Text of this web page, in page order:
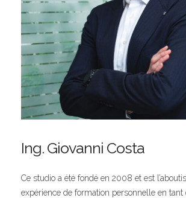
Ing. Giovanni Costa
Ce studio a été fondé en 2008 et est
expérience de formation personnelle en tant